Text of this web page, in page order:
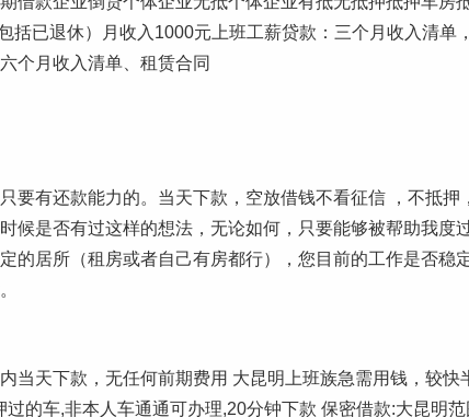
括已退休）月收入1000元上班工薪贷款：三个月收入清
个月收入清单、租赁合同
要有还款能力的。当天下款，空放借钱不看征信 ，不抵
候是否有过这样的想法，无论如何，只要能够被帮助我
的居所（租房或者自己有房都行），您目前的工作是否稳
当天下款，无任何前期费用 大昆明上班族急需用钱，较
的车,非本人车通通可办理,20分钟下款 保密借款:大昆明